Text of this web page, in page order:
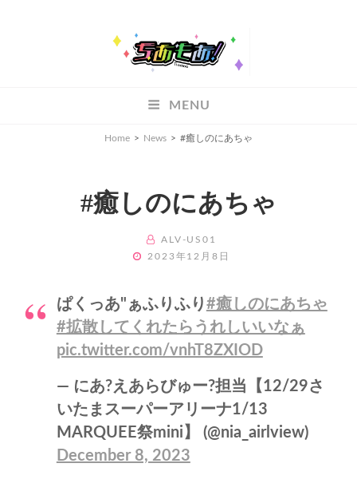
MENU
Home > News > #癒しのにあちゃ
#癒しのにあちゃ
BY
ALV-US01
POSTED
2023年12月8日
ぱくっあ"ぁふりふり #癒しのにあちゃ
#拡散してくれたらうれしいいなぁ
pic.twitter.com/vnhT8ZXIOD
— にあ?えあらびゅー?担当【12/29さ
いたまスーパーアリーナ1/13
MARQUEE祭mini】 (@nia_airlview)
December 8, 2023